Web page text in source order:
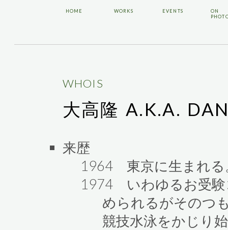
HOME WORKS EVENTS
ON
WHOIS
大高隆 A.K.A.
来歴
1964 東京に生まれる
1974 いわゆるお受験
められるがそのつ
競技水泳をかじり